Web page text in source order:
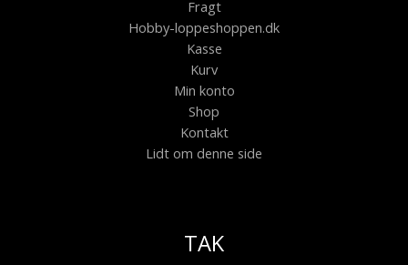
Fragt
Hobby-loppeshoppen.dk
Kasse
Kurv
Min konto
Shop
Kontakt
Lidt om denne side
TAK